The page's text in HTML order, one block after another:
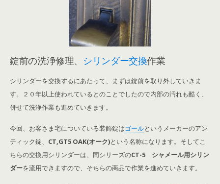
錠前の洗浄修理、 シリンダー交換作業
シリンダーを交換するにあたって、まずは錠前を取り外していきま
す。２０年以上使われているとのことでしたので内部の汚れも酷く、
併せて洗浄作業も進めていきます。
今回、お客さま宅についている装飾錠はゴールというメーカーのアン
ティック錠、 CT,GT5 OAK(オーク)という名称になります。そしてこ
ちらの交換用シリンダーは、同シリーズのCT-5 シャメール用シリン
ダーを流用できますので、そちらの商品で作業を進めていきます。